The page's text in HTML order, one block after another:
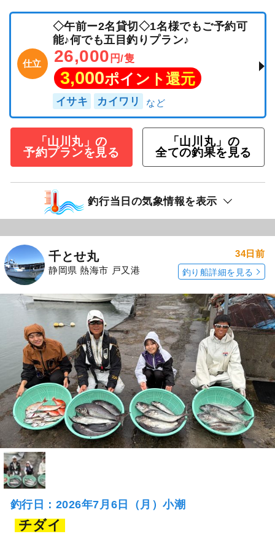
仕立
◇午前ー2名貸切◇1名様でもご予約可
能♪何でも五目釣りプラン♪
26,000 円/隻
3,000ポイント還元
イサキ カイワリ
「山川丸」の
予約プランを見る
「山川丸」の
全ての釣果を見る
釣行当日の気象情報を表示
千とせ丸
静岡県 熱海市 戸又港
34日前
釣り船詳細を見る
釣行日：2026年7月6日（月）小潮
チダイ